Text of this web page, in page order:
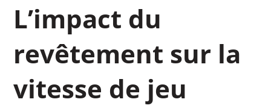
L’impact du
revêtement sur la
vitesse de jeu